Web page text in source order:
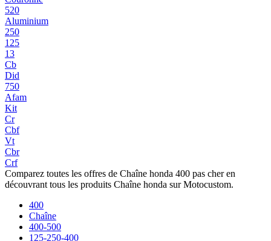
520
Aluminium
250
125
13
Cb
Did
750
Afam
Kit
Cr
Cbf
Vt
Cbr
Crf
Comparez toutes les offres de Chaîne honda 400 pas cher en
découvrant tous les produits Chaîne honda sur Motocustom.
400
Chaîne
400-500
125-250-400